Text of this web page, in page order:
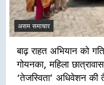
असम समाचार
बाढ़ राहत अभियान को
गोयनका, महिला
‘तेजस्विता’ अधिवेशन की